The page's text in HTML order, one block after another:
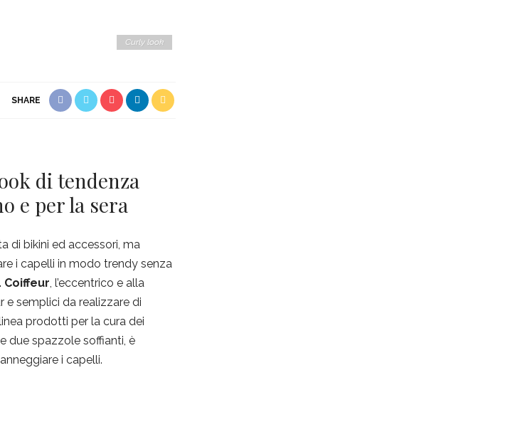
Curly look
SHARE
di tendenza
e per la sera
di bikini ed accessori, ma
i capelli in modo trendy senza
Coiffeur, l’eccentrico e alla
e semplici da realizzare di
prodotti per la cura dei
due spazzole soffianti, è
i capelli.